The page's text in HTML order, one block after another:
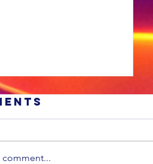
comment...